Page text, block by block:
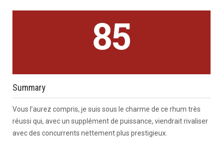
85
Summary
Vous l’aurez compris, je suis sous le charme de ce rhum très
réussi qui, avec un supplément de puissance, viendrait rivaliser
avec des concurrents nettement plus prestigieux.